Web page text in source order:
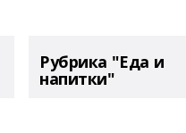
Рубрика "Еда и
напитки"